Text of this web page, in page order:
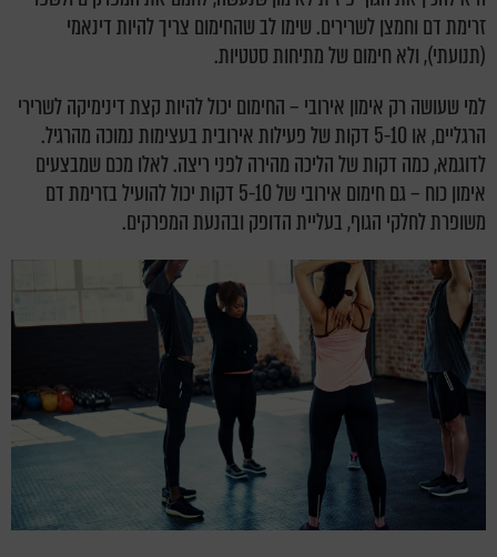
זרימת דם וחמצן לשרירים. שימו לב שהחימום צריך להיות דינאמי
(תנועתי), ולא חימום של מתיחות סטטיות.
למי שעושה רק אימון אירובי – החימום יכול להיות קצת דינימיקה לשרירי
הרגליים, או 5-10 דקות של פעילות אירובית בעצימות נמוכה מהרגיל.
לדוגמא, כמה דקות של הליכה מהירה לפני ריצה. לאלו מכם שמבצעים
אימון כוח – גם חימום אירובי של 5-10 דקות יכול להועיל בזרימת דם
משופרת לחלקי הגוף, בעליית הדופק ובהנעת המפרקים.